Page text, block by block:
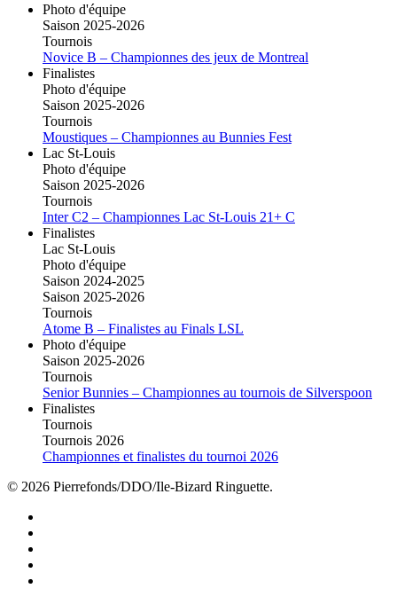
Photo d'équipe
Saison 2025-2026
Tournois
Novice B – Championnes des jeux de Montreal
Finalistes
Photo d'équipe
Saison 2025-2026
Tournois
Moustiques – Championnes au Bunnies Fest
Lac St-Louis
Photo d'équipe
Saison 2025-2026
Tournois
Inter C2 – Championnes Lac St-Louis 21+ C
Finalistes
Lac St-Louis
Photo d'équipe
Saison 2024-2025
Saison 2025-2026
Tournois
Atome B – Finalistes au Finals LSL
Photo d'équipe
Saison 2025-2026
Tournois
Senior Bunnies – Championnes au tournois de Silverspoon
Finalistes
Tournois
Tournois 2026
Championnes et finalistes du tournoi 2026
© 2026 Pierrefonds/DDO/Ile-Bizard Ringuette.